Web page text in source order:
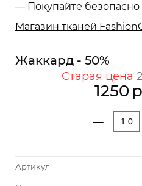
— Покупайте безопасно
Магазин тканей
Жаккард - 50%
1250
Старая цена
‒
Артикул